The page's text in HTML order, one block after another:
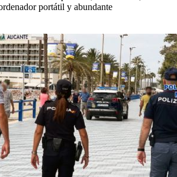
portátil y abundante